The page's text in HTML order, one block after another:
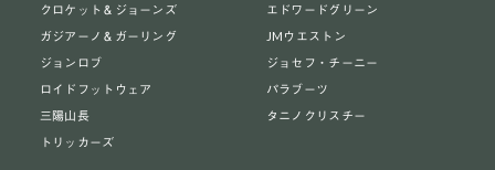
クロケット＆ジョーンズ
エドワードグリーン
ガジアーノ＆ガーリング
JMウエストン
ジョンロブ
ジョセフ・チーニー
ロイドフットウェア
パラブーツ
三陽山長
タニノクリスチー
トリッカーズ